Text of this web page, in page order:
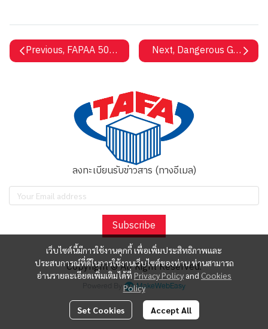
Previous, FAPAA 50TH ECM & AGM Agenda - 13-15
Next, Dangerous Goods
เว็บไซต์นี้มีการใช้งานคุกกี้ เพื่อเพิ่มประสิทธิภาพและ
ประสบการณ์ที่ดีในการใช้งานเว็บไซต์ของท่าน ท่านสามารถ
อ่านรายละเอียดเพิ่มเติมได้ที่ Privacy Policy and Cookies
Policy
Set Cookies Accept All
ลงทะเบียนรับข่าวสาร (ทางอีเมล)
Subscribe
Copyright © All Right Reserved.
MakeWebEasy